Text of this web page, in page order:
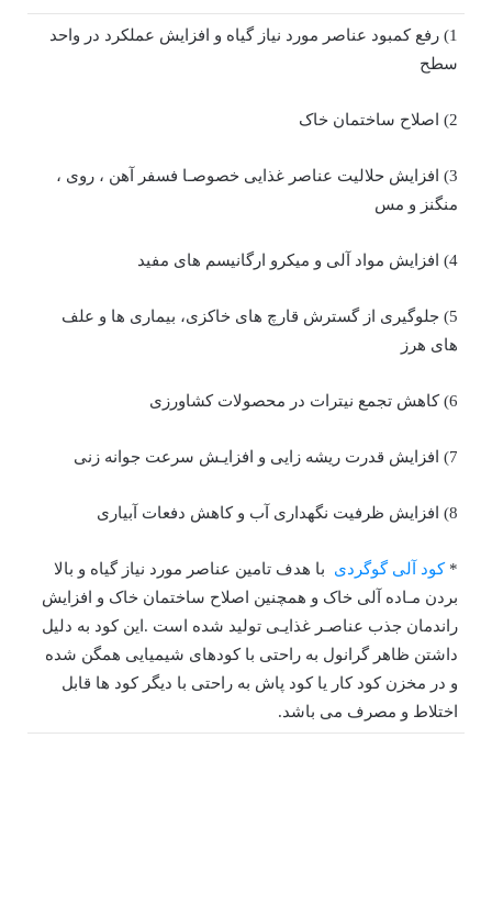
1) رفع کمبود عناصر مورد نیاز گیاه و افزایش عملکرد در واحد
سطح
2) اصلاح ساختمان خاک
3) افزایش حلالیت عناصر غذایی خصوصـا فسفر آهن ، روی ،
منگنز و مس
4) افزایش مواد آلی و میکرو ارگانیسم های مفید
5) جلوگیری از گسترش قارچ های خاکزی، بیماری ها و علف
های هرز
6) کاهش تجمع نیترات در محصولات کشاورزی
7) افزایش قدرت ریشه زایی و افزایـش سرعت جوانه زنی
8) افزایش ظرفیت نگهداری آب و کاهش دفعات آبیاری
*کود آلی گوگردی با هدف تامین عناصر مورد نیاز گیاه و بالا
بردن مـاده آلی خاک و همچنین اصلاح ساختمان خاک و افزایش
راندمان جذب عناصـر غذایـی تولید شده است .این کود به دلیل
داشتن ظاهر گرانول به راحتی با کودهای شیمیایی همگن شده
و در مخزن کود کار یا کود پاش به راحتی با دیگر کود ها قابل
اختلاط و مصرف می باشد.